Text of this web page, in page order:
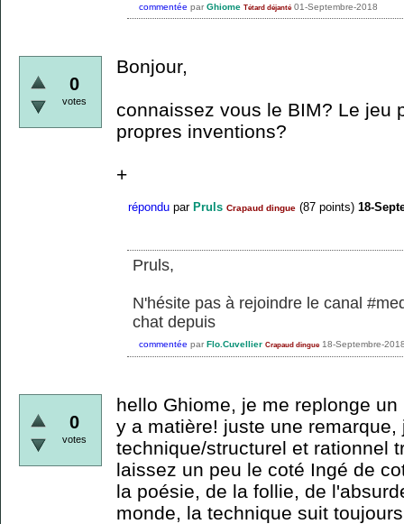
commentée par Ghiome Tétard déjanté 01-Septembre-2018
0
votes
Bonjour,
connaissez vous le BIM? Le jeu
propres inventions?
+
répondu par Pruls Crapaud dingue (87 points) 18-
Pruls,
N'hésite pas à rejoindre le canal
chat depuis
commentée par Flo.Cuvellier Crapaud dingue 18-Septembre-
0
votes
hello Ghiome, je me replonge
y a matière! juste une remarque,
technique/structurel et rationnel
laissez un peu le coté Ingé de
la poésie, de la follie, de
monde, la technique suit